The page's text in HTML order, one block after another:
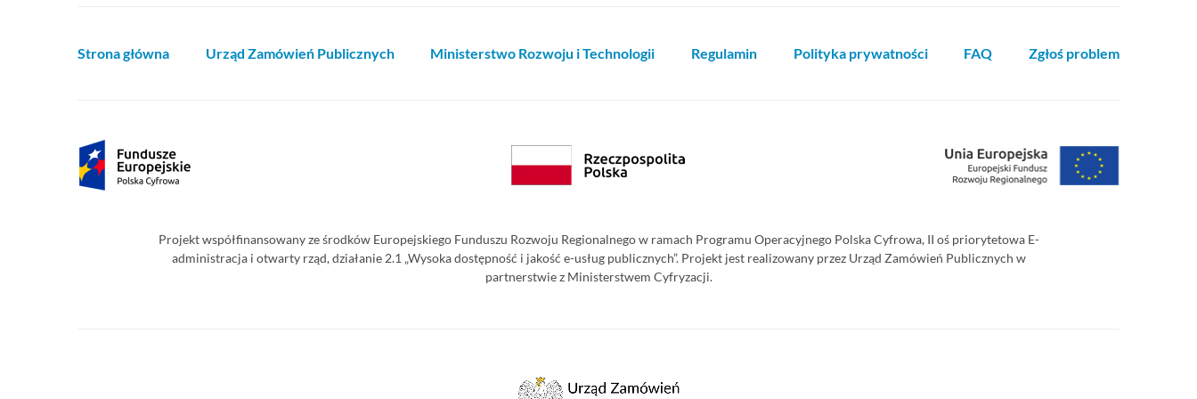
Strona główna Urząd Zamówień Publicznych Ministerstwo Rozwoju i Technologii Regulamin Polityka prywatności FAQ Zgłoś problem
Projekt współfinansowany ze środków Europejskiego Funduszu Rozwoju Regionalnego w ramach Programu Operacyjnego Polska Cyfrowa, II oś priorytetowa E-
administracja i otwarty rząd, działanie 2.1 „Wysoka dostępność i jakość e-usług publicznych”. Projekt jest realizowany przez Urząd Zamówień Publicznych w
partnerstwie z Ministerstwem Cyfryzacji.